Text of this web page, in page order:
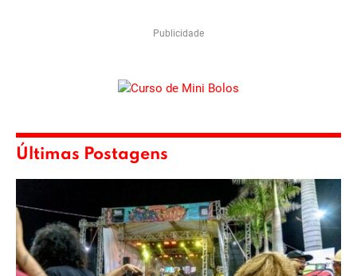
Publicidade
Últimas Postagens